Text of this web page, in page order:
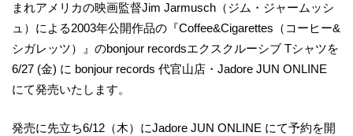
まれアメリカの映画監督Jim Jarmusch（ジム・ジャームッシ
ュ）による2003年公開作品の『Coffee&Cigarettes（コーヒー&
シガレッツ）』のbonjour recordsエクスクルーシブ Tシャツを
6/27 (金) に bonjour records 代官山店・Jadore JUN ONLINE
にて発売いたします。
発売に先立ち6/12（木）にJadore JUN ONLINE にて予約を開